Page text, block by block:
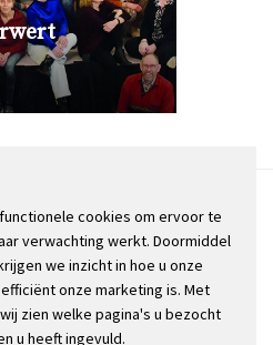
cookies om ervoor te
verwachting werkt. Doormiddel
we inzicht in hoe u onze
onze marketing is. Met
zien welke pagina's u bezocht
u heeft ingevuld.